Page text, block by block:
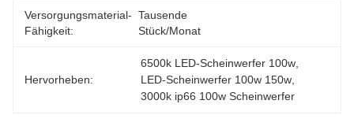
Versorgungsmaterial-
Fähigkeit:
Tausende
Stück/Monat
Hervorheben:
6500k LED-Scheinwerfer 100w
LED-Scheinwerfer 100w 150w
3000k ip66 100w Scheinwerfer